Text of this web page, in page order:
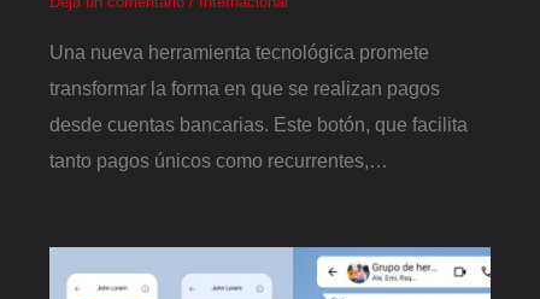
Una nueva herramienta tecnológica promete
transformar la forma en que se realizan pagos
desde cuentas bancarias. Este botón, que facilita
tanto pagos únicos como recurrentes,…